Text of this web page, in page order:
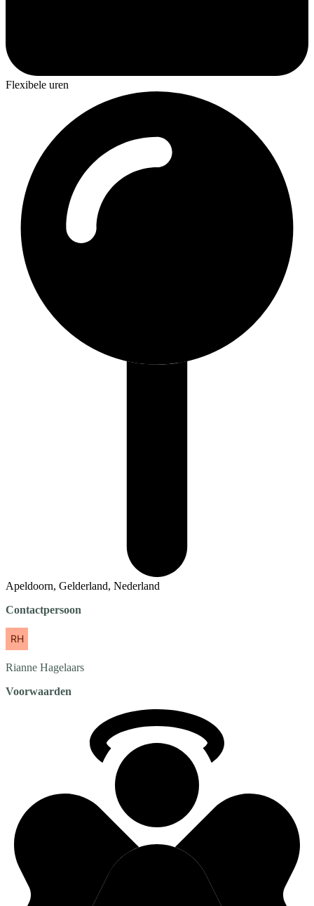
Flexibele uren
Apeldoorn, Gelderland, Nederland
Contactpersoon
Rianne Hagelaars
Voorwaarden